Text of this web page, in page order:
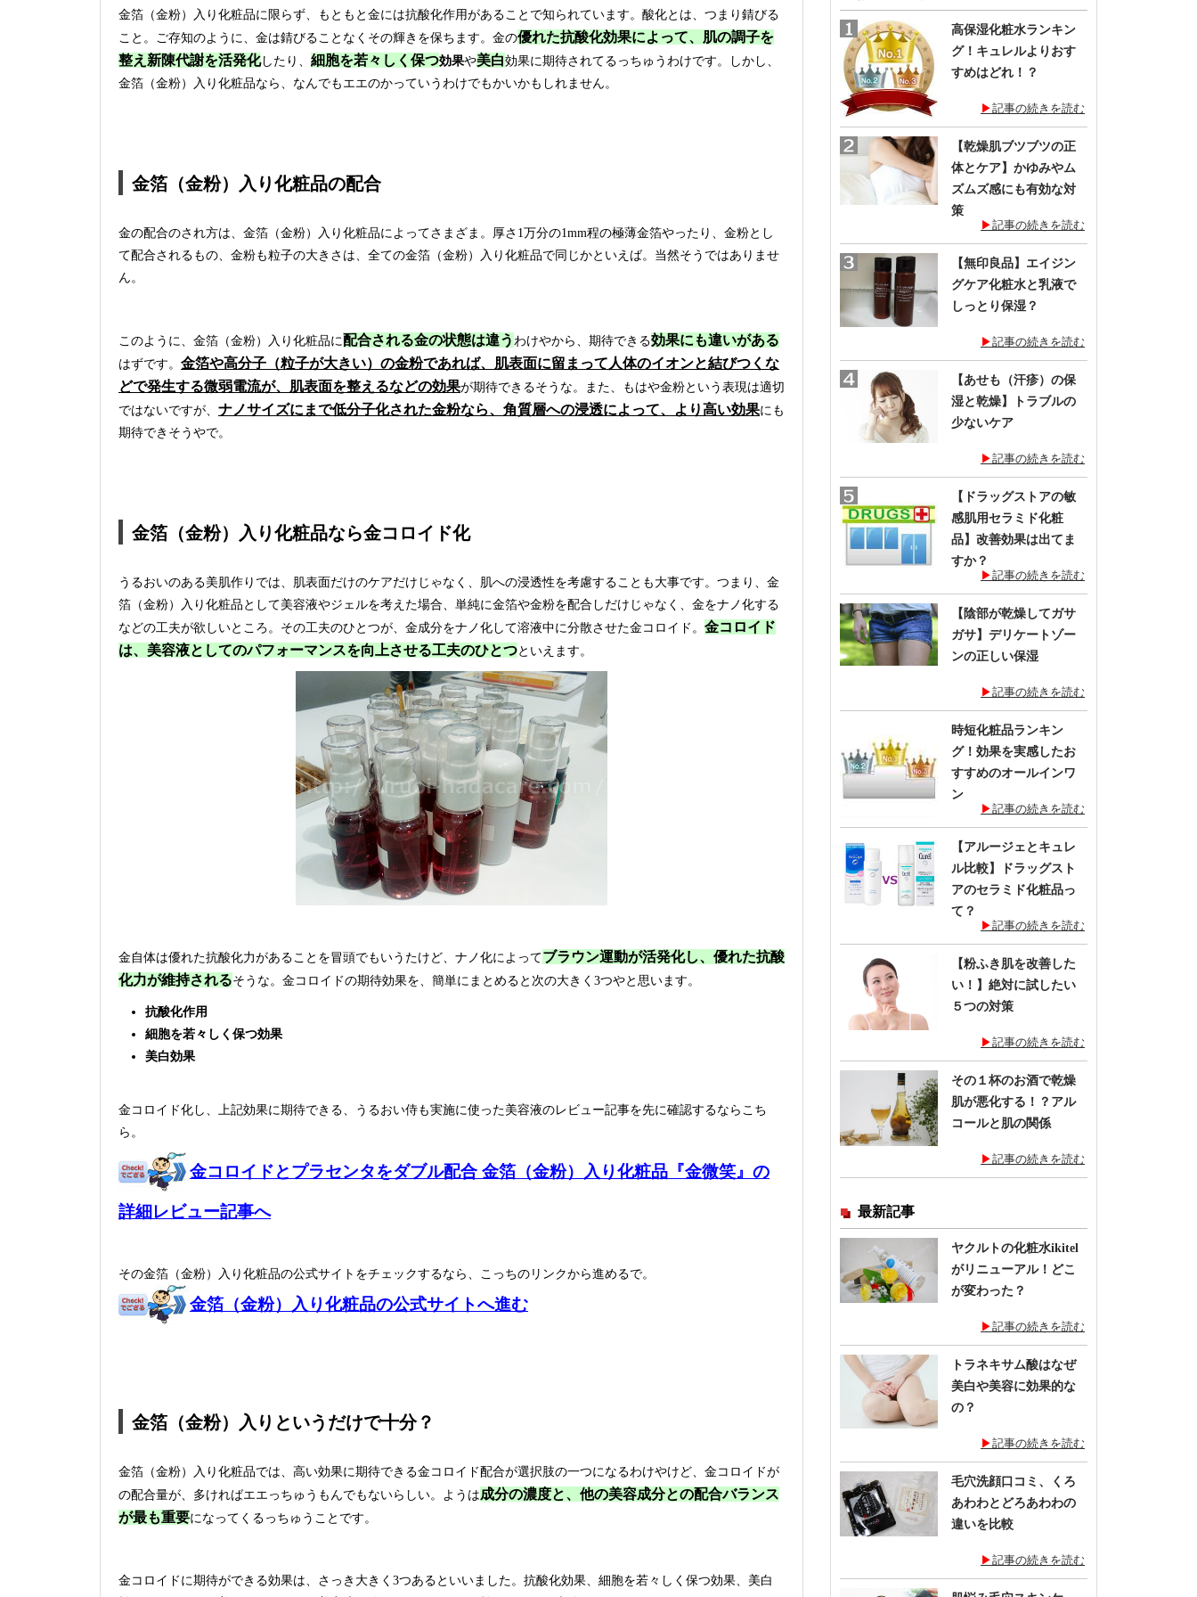
金箔（金粉）入り化粧品に限らず、もともと金には抗酸化作用があることで知られています。酸化とは、つまり錆びる
こと。ご存知のように、金は錆びることなくその輝きを保ちます。金の優れた抗酸化効果によって、肌の調子を
整え新陳代謝を活発化したり、 細胞を若々しく保つ効果や美白効果に期待されてるっちゅうわけです。しかし、
金箔（金粉）入り化粧品なら、なんでもエエのかっていうわけでもかいかもしれません。
金箔（金粉）入り化粧品の配合
金の配合のされ方は、金箔（金粉）入り化粧品によってさまざま。厚さ1万分の1mm程の極薄金箔やったり、金粉とし
て配合されるもの、金粉も粒子の大きさは、全ての金箔（金粉）入り化粧品で同じかといえば。当然そうではありませ
ん。
このように、金箔（金粉）入り化粧品に配合される金の状態は違う わけやから、期待できる効果にも違いがある
はずです。 金箔や高分子（粒子が大きい）の金粉であれば、肌表面に留まって人体のイオンと結びつくな
どで発生する微弱電流が、肌表面を整えるなどの効果が期待できるそうな。また、もはや金粉という表現は適切
ではないですが、 ナノサイズにまで低分子化された金粉なら、角質層への浸透によって、より高い効果にも
期待できそうやで。
金箔（金粉）入り化粧品なら金コロイド化
うるおいのある美肌作りでは、肌表面だけのケアだけじゃなく、肌への浸透性を考慮することも大事です。つまり、金
箔（金粉）入り化粧品として美容液やジェルを考えた場合、単純に金箔や金粉を配合しだけじゃなく、金をナノ化する
などの工夫が欲しいところ。その工夫のひとつが、金成分をナノ化して溶液中に分散させた金コロイド。 金コロイド
は、美容液としてのパフォーマンスを向上させる工夫のひとつといえます。
金自体は優れた抗酸化力があることを冒頭でもいうたけど、ナノ化によってブラウン運動が活発化し、優れた抗酸
化力が維持されるそうな。金コロイドの期待効果を、簡単にまとめると次の大きく3つやと思います。
抗酸化作用
細胞を若々しく保つ効果
美白効果
金コロイド化し、上記効果に期待できる、うるおい侍も実施に使った美容液のレビュー記事を先に確認するならこち
ら。
金コロイドとプラセンタをダブル配合 金箔（金粉）入り化粧品『金微笑』の
詳細レビュー記事へ
その金箔（金粉）入り化粧品の公式サイトをチェックするなら、こっちのリンクから進めるで。
金箔（金粉）入り化粧品の公式サイトへ進む
金箔（金粉）入りというだけで十分？
金箔（金粉）入り化粧品では、高い効果に期待できる金コロイド配合が選択肢の一つになるわけやけど、金コロイドが
の配合量が、多ければエエっちゅうもんでもないらしい。ようは成分の濃度と、他の美容成分との配合バランス
が最も重要になってくるっちゅうことです。
金コロイドに期待ができる効果は、さっき大きく3つあるといいました。抗酸化効果、細胞を若々しく保つ効果、美白
一
覧
高保湿化粧水ランキン
グ！キュレルよりおす
すめはどれ！？
記事の続きを読む
【乾燥肌ブツブツの正
体とケア】かゆみやム
ズムズ感にも有効な対
策
記事の続きを読む
【無印良品】エイジン
グケア化粧水と乳液で
しっとり保湿？
記事の続きを読む
【あせも（汗疹）の保
湿と乾燥】トラブルの
少ないケア
記事の続きを読む
【ドラッグストアの敏
感肌用セラミド化粧
品】改善効果は出てま
すか？
記事の続きを読む
【陰部が乾燥してガサ
ガサ】デリケートゾー
ンの正しい保湿
記事の続きを読む
時短化粧品ランキン
グ！効果を実感したお
すすめのオールインワ
ン
記事の続きを読む
【アルージェとキュレ
ル比較】ドラッグスト
アのセラミド化粧品っ
て？
記事の続きを読む
【粉ふき肌を改善した
い！】絶対に試したい
５つの対策
記事の続きを読む
その１杯のお酒で乾燥
肌が悪化する！？アル
コールと肌の関係
記事の続きを読む
最新記事
ヤクルトの化粧水ikitel
がリニューアル！どこ
が変わった？
記事の続きを読む
トラネキサム酸はなぜ
美白や美容に効果的な
の？
記事の続きを読む
毛穴洗顔口コミ、くろ
あわわとどろあわわの
違いを比較
記事の続きを読む